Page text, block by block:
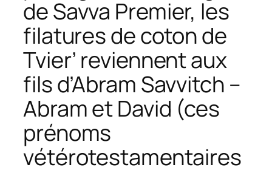
de Savva Premier, les
filatures de coton de
Tvier’ reviennent aux
fils d’Abram Savvitch –
Abram et David (ces
prénoms
vétérotestamentaires